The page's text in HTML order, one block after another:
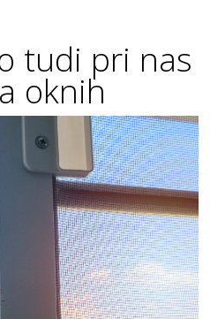
tudi pri nas
oknih